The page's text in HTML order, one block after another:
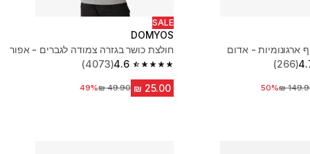
ארגונומיות - אדום
(266)
לפני הנחה
50%
SALE
DOMYOS
חולצת כושר בגזרה צמודה לגברים - אפור
4.6
4.6 out of 5 stars from 4073 reviews
(4073)
מחיר לפני הנחה‏49.90 ₪
49%